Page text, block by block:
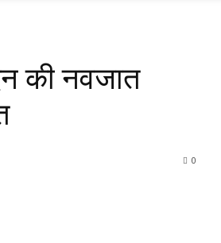
की नवजात
0